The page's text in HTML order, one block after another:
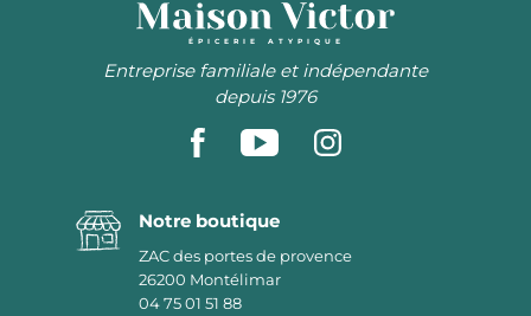
ÉPICERIE ATYPIQUE
Entreprise familiale et indépendante
depuis 1976
Notre boutique
ZAC des portes de provence
26200 Montélimar
04 75 01 51 88